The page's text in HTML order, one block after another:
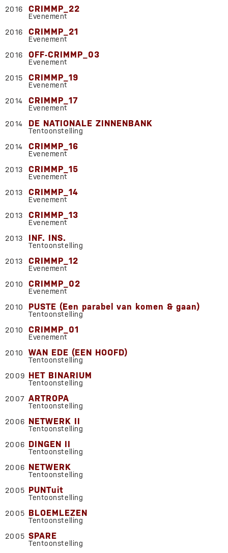
2016
CRIMMP_22
Evenement
2016
CRIMMP_21
Evenement
2016
OFF-CRIMMP_03
Evenement
2015
CRIMMP_19
Evenement
2014
CRIMMP_17
Evenement
2014
DE NATIONALE ZINNENBANK
Tentoonstelling
2014
CRIMMP_16
Evenement
2013
CRIMMP_15
Evenement
2013
CRIMMP_14
Evenement
2013
CRIMMP_13
Evenement
2013
INF. INS.
Tentoonstelling
2013
CRIMMP_12
Evenement
2010
CRIMMP_02
Evenement
2010
PUSTE (Een parabel van komen & gaan)
Tentoonstelling
2010
CRIMMP_01
Evenement
2010
WAN EDE (EEN HOOFD)
Tentoonstelling
2009 HET BINARIUM
Tentoonstelling
2007 ARTROPA
Tentoonstelling
2006 NETWERK II
Tentoonstelling
2006 DINGEN II
Tentoonstelling
2006 NETWERK
Tentoonstelling
2005 PUNTuit
Tentoonstelling
2005 BLOEMLEZEN
Tentoonstelling
2005 SPARE
Tentoonstelling